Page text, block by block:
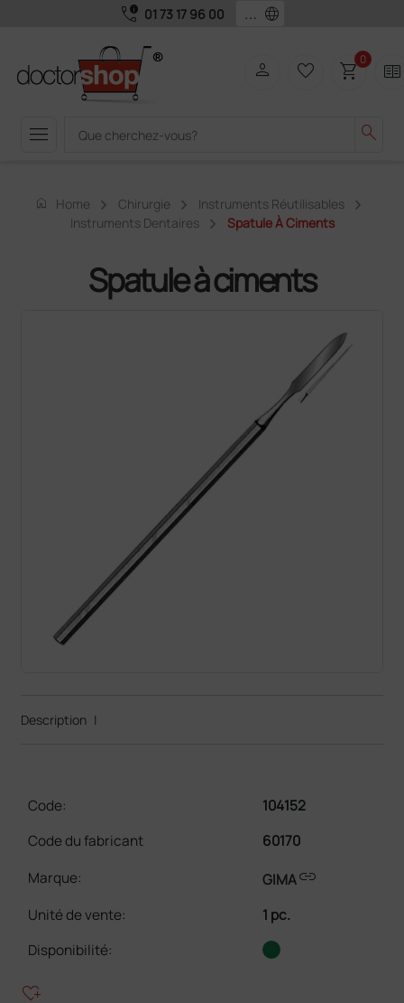
call_quality 01 73 17 96 00 language
menu search
person favorite_border shopping_cart0 two_pager
home Home Chirurgie
Instruments Réutilisables
Instruments Dentaires
Spatule À Ciments
Spatule à ciments
Description |
Code:
104152
Code du fabricant
60170
Marque:
GIMAlink
Unité de vente:
1 pc.
Disponibilité:
heart_plus